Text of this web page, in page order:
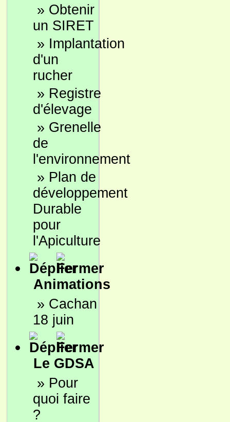
» Obtenir
un SIRET
» Implantation
d'un
rucher
» Registre
d'élevage
» Grenelle
de
l'environnement
» Plan de
développement
Durable
pour
l'Apiculture
Animations
» Cachan
18 juin
Le GDSA
» Pour
quoi faire
?